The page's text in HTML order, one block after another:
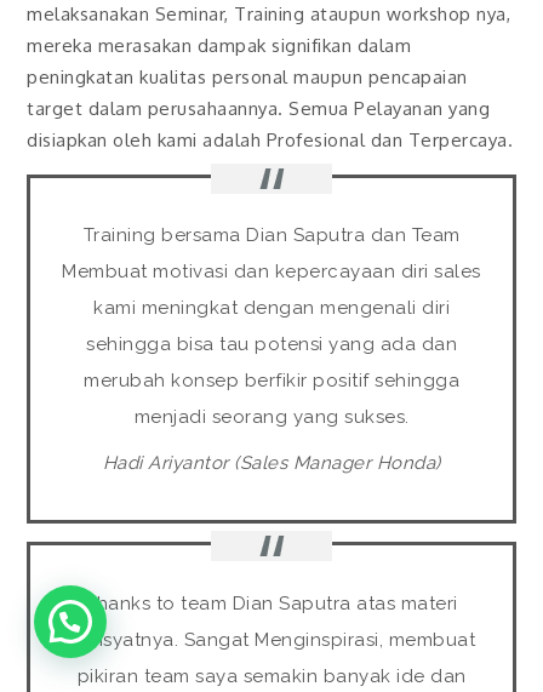
melaksanakan Seminar, Training ataupun workshop nya,
mereka merasakan dampak signifikan dalam
peningkatan kualitas personal maupun pencapaian
target dalam perusahaannya. Semua Pelayanan yang
disiapkan oleh kami adalah Profesional dan Terpercaya.
Training bersama Dian Saputra dan Team
Membuat motivasi dan kepercayaan diri sales
kami meningkat dengan mengenali diri
sehingga bisa tau potensi yang ada dan
merubah konsep berfikir positif sehingga
menjadi seorang yang sukses.
Hadi Ariyantor (Sales Manager Honda)
Thanks to team Dian Saputra atas materi
dahsyatnya. Sangat Menginspirasi, membuat
pikiran team saya semakin banyak ide dan